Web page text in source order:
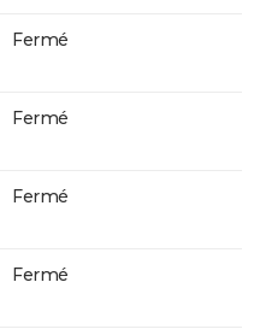
Fermé
Fermé
Fermé
Fermé